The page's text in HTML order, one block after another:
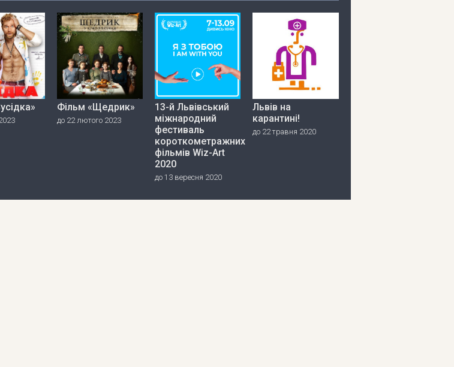
Фільм «Щедрик»
до 22 лютого 2023
13-й Львівський
міжнародний
фестиваль
короткометражних
фільмів Wiz-Art
2020
до 13 вересня 2020
Львів на
карантині!
до 22 травня 2020